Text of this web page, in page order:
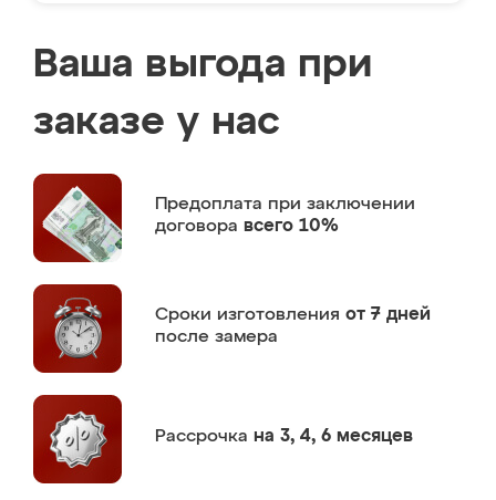
Ваша выгода при
заказе у нас
Предоплата при заключении
договора всего 10%
Сроки изготовления от 7 дней
после замера
Рассрочка на 3, 4, 6 месяцев